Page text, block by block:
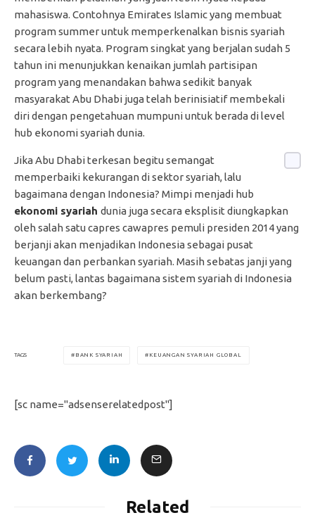
mahasiswa. Contohnya Emirates Islamic yang membuat
program summer untuk memperkenalkan bisnis syariah
secara lebih nyata. Program singkat yang berjalan sudah 5
tahun ini menunjukkan kenaikan jumlah partisipan
program yang menandakan bahwa sedikit banyak
masyarakat Abu Dhabi juga telah berinisiatif membekali
diri dengan pengetahuan mumpuni untuk berada di level
hub ekonomi syariah dunia.
Jika Abu Dhabi terkesan begitu semangat
memperbaiki kekurangan di sektor syariah, lalu
bagaimana dengan Indonesia? Mimpi menjadi hub
ekonomi syariah dunia juga secara eksplisit diungkapkan
oleh salah satu capres cawapres pemuli presiden 2014 yang
berjanji akan menjadikan Indonesia sebagai pusat
keuangan dan perbankan syariah. Masih sebatas janji yang
belum pasti, lantas bagaimana sistem syariah di Indonesia
akan berkembang?
TAGS BANK SYARIAH KEUANGAN SYARIAH GLOBAL
[sc name="adsenserelatedpost"]
Related